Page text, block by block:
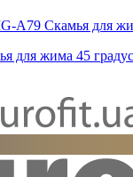
для жима 45